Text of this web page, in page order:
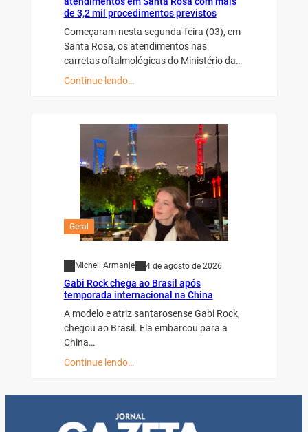
de 3,2 mil procedimentos previstos
Começaram nesta segunda-feira (03), em
Santa Rosa, os atendimentos nas
carretas oftalmológicas do Ministério da…
Continue lendo…
Geral
Micheli Armanje 4 de agosto de 2026
Gabi Rock chega ao Brasil após
temporada internacional na China
A modelo e atriz santarosense Gabi Rock,
chegou ao Brasil. Ela embarcou para a
China…
Continue lendo…